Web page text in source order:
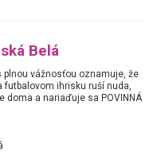
Belá
plnou vážnosťou oznamuje, že
futbalovom ihrisku ruší nuda,
doma a nariaďuje sa POVINNÁ